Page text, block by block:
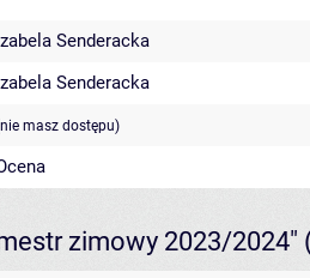
Senderacka
Senderacka
masz dostępu)
zimowy 2023/2024"